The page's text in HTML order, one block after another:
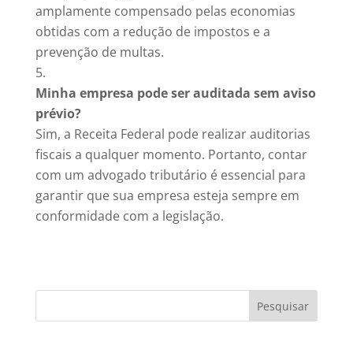
amplamente compensado pelas economias
obtidas com a redução de impostos e a
prevenção de multas.
Minha empresa pode ser auditada sem aviso
prévio?
Sim, a Receita Federal pode realizar auditorias
fiscais a qualquer momento. Portanto, contar
com um advogado tributário é essencial para
garantir que sua empresa esteja sempre em
conformidade com a legislação.